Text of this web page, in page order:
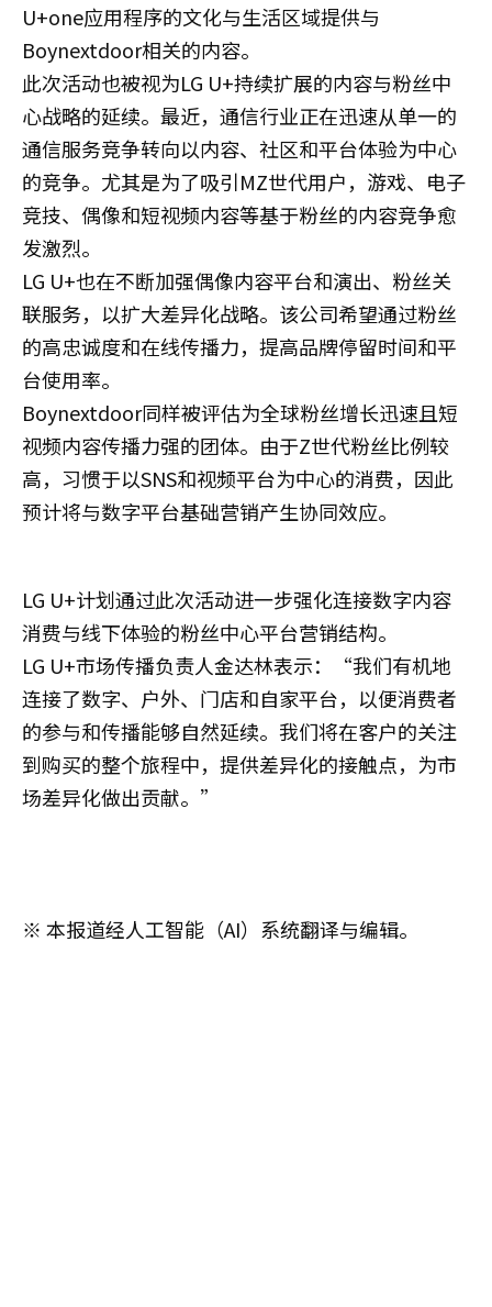
U+one应用程序的文化与生活区域提供与
Boynextdoor相关的内容。
此次活动也被视为LG U+持续扩展的内容与粉丝中
心战略的延续。最近，通信行业正在迅速从单一的
通信服务竞争转向以内容、社区和平台体验为中心
的竞争。尤其是为了吸引MZ世代用户，游戏、电子
竞技、偶像和短视频内容等基于粉丝的内容竞争愈
发激烈。
LG U+也在不断加强偶像内容平台和演出、粉丝关
联服务，以扩大差异化战略。该公司希望通过粉丝
的高忠诚度和在线传播力，提高品牌停留时间和平
台使用率。
Boynextdoor同样被评估为全球粉丝增长迅速且短
视频内容传播力强的团体。由于Z世代粉丝比例较
高，习惯于以SNS和视频平台为中心的消费，因此
预计将与数字平台基础营销产生协同效应。
LG U+计划通过此次活动进一步强化连接数字内容
消费与线下体验的粉丝中心平台营销结构。
LG U+市场传播负责人金达林表示：“我们有机地
连接了数字、户外、门店和自家平台，以便消费者
的参与和传播能够自然延续。我们将在客户的关注
到购买的整个旅程中，提供差异化的接触点，为市
场差异化做出贡献。”
※ 本报道经人工智能（AI）系统翻译与编辑。